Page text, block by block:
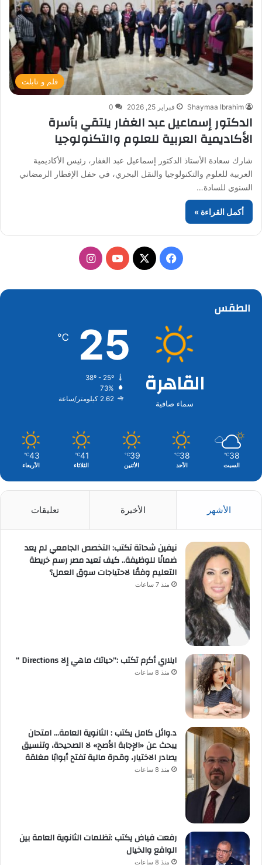
قلم و تابلت
Shaymaa Ibrahim فبراير 25, 2026 0
الدكتور إسماعيل عبد الغفار يلتقي بأسرة
الأكاديمية العربية للعلوم والتكنولوجيا
شارك سعادة الأستاذ الدكتور إسماعيل عبد الغفار، رئيس الأكاديمية
العربية للعلوم والتكنولوجيا والنقل البحري، في حفل الإفطار الرمضاني
السنوي للسادة…
أكمل القراءة »
فيسبوك
‫X
‫YouTubeانستقرام
الطقس
القاهرة
سماء صافية
25
℃
73%
2.62 كيلومتر/ساعة
38
℃
السبت
38
℃
الأحد
39
℃
الأثنين
41
℃
الثلاثاء
43
℃
الأربعاء
الأشهر الأخيرة تعليقات
نيفين شحاتة تكتب: التخصص الجامعي لم يعد
ضمانًا للوظيفة.. كيف تعيد مصر رسم خريطة
التعليم وفقًا لاحتياجات سوق العمل؟
منذ 7 ساعات
ايلاري أكرم تكتب :”حياتك ماهي إلا Directions “
منذ 8 ساعات
د.وائل كامل يكتب : الثانوية العامة… امتحان
يبحث عن «الإجابة الأصح» لا الصحيحة، وتنسيق
يصادر الاختيار، وقدرة مالية تفتح أبوابًا مغلقة
منذ 8 ساعات
رفعت فياض يكتب :تظلمات الثانوية العامة بين
الواقع والخيال
منذ 8 ساعات